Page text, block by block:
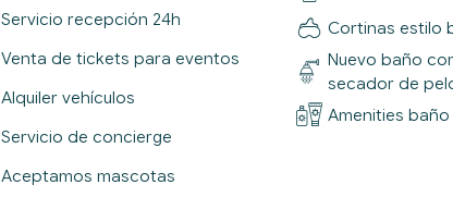
Servicio recepción 24h
Venta de tickets para eventos
Alquiler vehículos
Servicio de concierge
Aceptamos mascotas
Cortinas estilo
Nuevo baño
secador de
Amenities baño